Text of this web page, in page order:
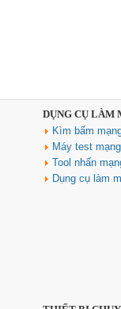
DỤNG CỤ LÀM
Kìm bấm
Máy test mạng
Tool nhấn
Dụng cụ làm